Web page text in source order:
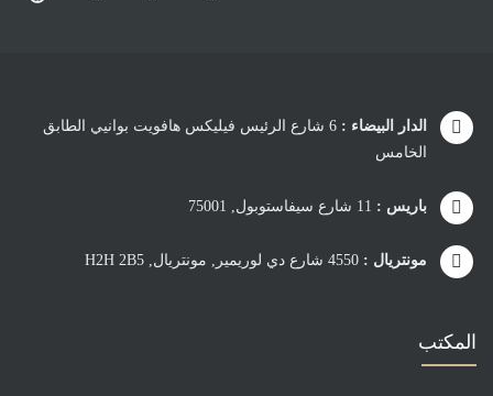
الدار البيضاء :
6 شارع الرئيس فيليكس هافويت بوانيي الطابق
الخامس
باريس : 11 شارع سيفاستوبول, 75001
مونتريال : 4550 شارع دي لوريمير, مونتريال, H2H 2B5
المكتب